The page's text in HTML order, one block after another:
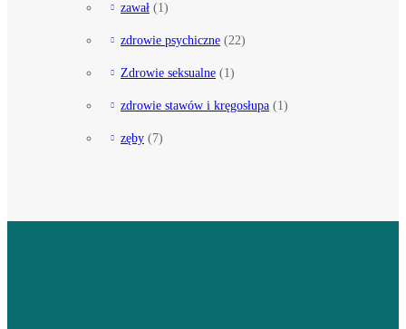
zawał (1)
zdrowie psychiczne (22)
Zdrowie seksualne (1)
zdrowie stawów i kręgosłupa (1)
zęby (7)